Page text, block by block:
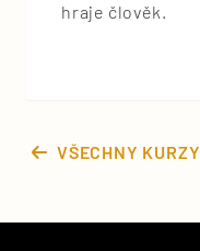
hraje člověk.
VŠECHNY KURZY